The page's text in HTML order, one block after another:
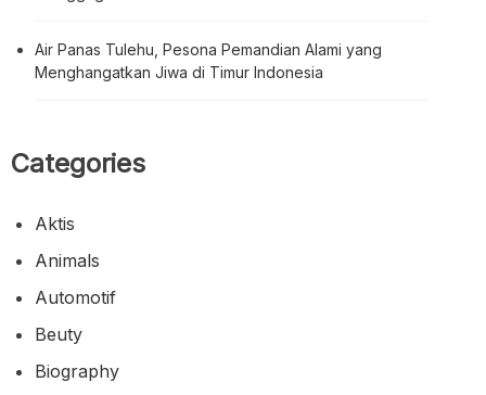
Air Panas Tulehu, Pesona Pemandian Alami yang
Menghangatkan Jiwa di Timur Indonesia
Categories
Aktis
Animals
Automotif
Beuty
Biography